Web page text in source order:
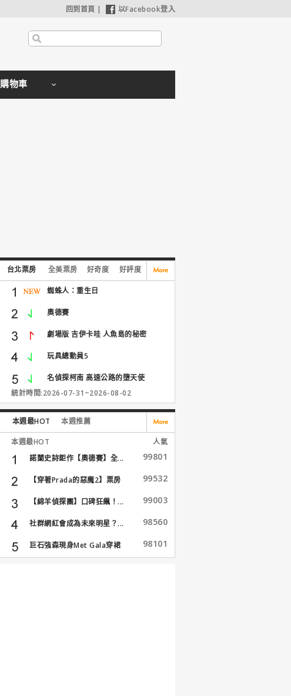
回到首頁 | 以Facebook登入
購物車
台北票房 全美票房 好奇度 好評度
蜘蛛人：重生日
奧德賽
劇場版 吉伊卡哇 人魚島的秘密
玩具總動員5
名偵探柯南 高速公路的墮天使
統計時間:2026-07-31~2026-08-02
本週最HOT 本週推薦
本週最HOT
人氣
諾蘭史詩鉅作【奧德賽】全...
99801
【穿著Prada的惡魔2】票房
99532
【綿羊偵探團】口碑狂飆！... 99003
社群網紅會成為未來明星？... 98560
巨石強森現身Met Gala穿裙
子...
98101